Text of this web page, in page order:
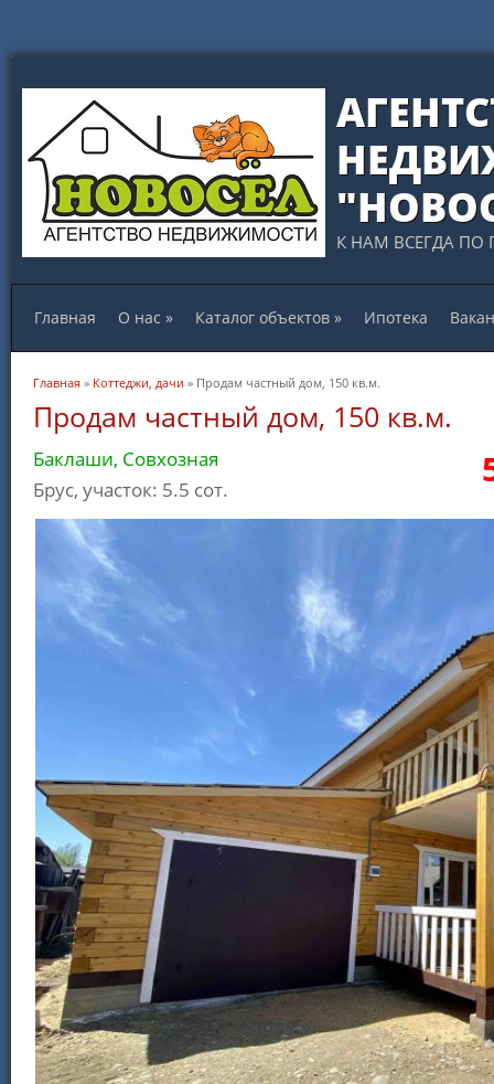
К НАМ ВСЕГДА ПО
Главная О нас » Каталог объектов » Ипотека
Вы здесь
Главная » Коттеджи, дачи » Продам частный дом, 150 кв.м.
Продам частный дом, 150 кв.м.
Баклаши, Совхозная
Брус, участок: 5.5 сот.